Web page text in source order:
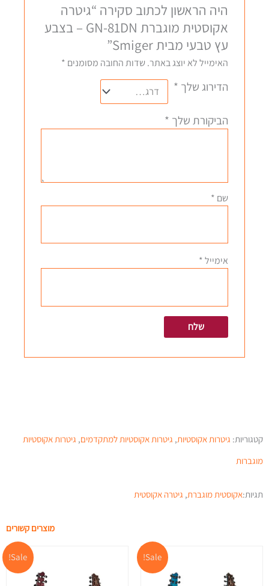
היה הראשון לכתוב סקירה “גיטרה
אקוסטית מוגברת GN-81DN – בצבע
עץ טבעי מבית Smiger”
האימייל לא יוצג באתר.שדות החובה מסומנים *
הדירוג שלך *
הביקורת שלך *
שם *
אימייל*
קטגוריות: גיטרות אקוסטיות, גיטרות אקוסטיות למתקדמים, גיטרות אקוסטיות
מוגברות
תגיות:אקוסטית מוגברת, גיטרה אקוסטית
מוצרים קשורים
Sale!
המקורי
המחיר
הנוכחי
Sale!
המקורי